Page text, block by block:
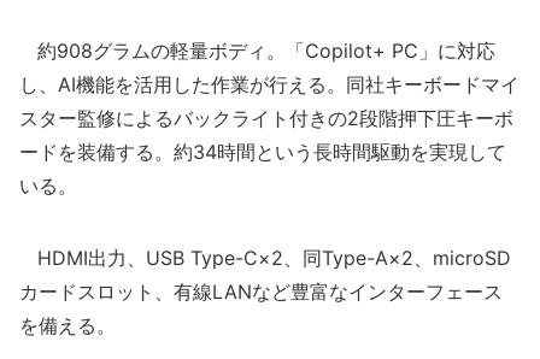
約908グラムの軽量ボディ。「Copilot+ PC」に対応
し、AI機能を活用した作業が行える。同社キーボードマイ
スター監修によるバックライト付きの2段階押下圧キーボ
ードを装備する。約34時間という長時間駆動を実現して
いる。
HDMI出力、USB Type-C×2、同Type-A×2、microSD
カードスロット、有線LANなど豊富なインターフェース
を備える。